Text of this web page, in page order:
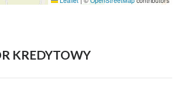
KREDYTOWY